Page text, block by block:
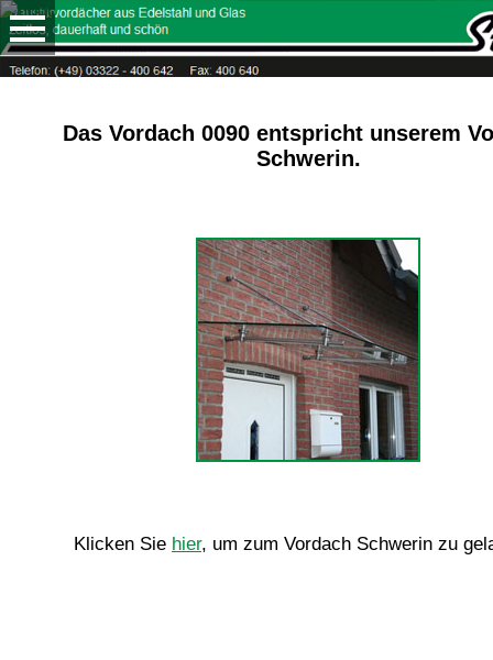
Das Vordach 0090 entspricht unserem
Schwerin.
Klicken Sie hier, um zum Vordach Schwerin zu